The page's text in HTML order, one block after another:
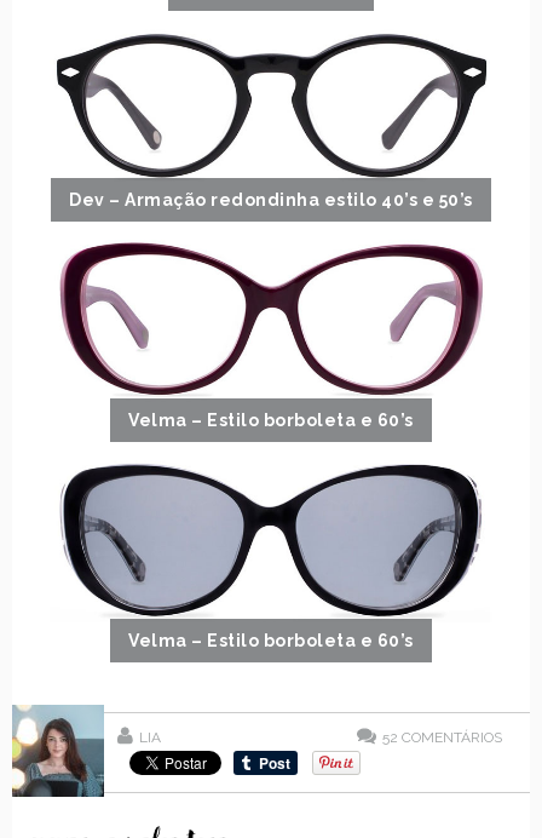
Dev – Armação redondinha estilo 40’s e 50’s
Velma – Estilo borboleta e 60’s
Velma – Estilo borboleta e 60’s
LIA 52 COMENTÁRIOS